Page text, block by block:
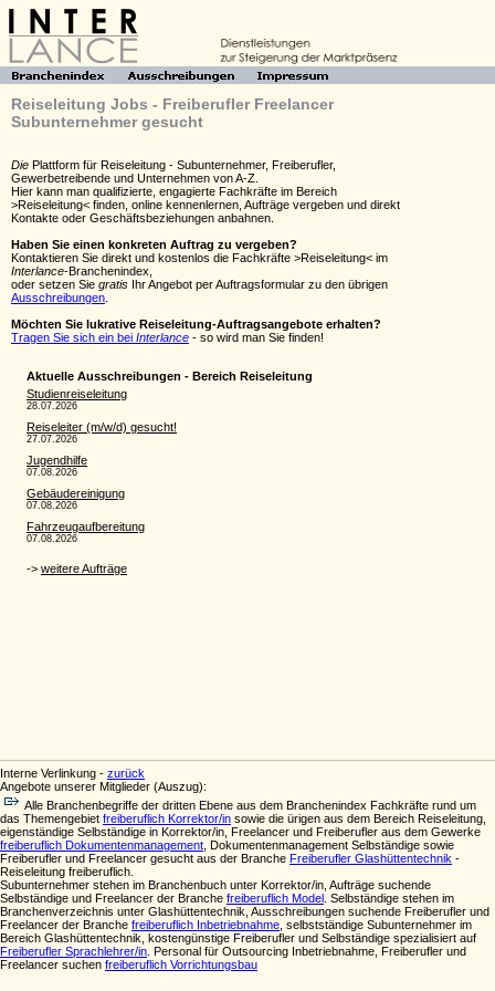
Reiseleitung Jobs - Freiberufler Freelancer
Subunternehmer gesucht
Die Plattform für Reiseleitung - Subunternehmer, Freiberufler,
Gewerbetreibende und Unternehmen von A-Z.
Hier kann man qualifizierte, engagierte Fachkräfte im Bereich
>Reiseleitung< finden, online kennenlernen, Aufträge vergeben und direkt
Kontakte oder Geschäftsbeziehungen anbahnen.
Haben Sie einen konkreten Auftrag zu vergeben?
Kontaktieren Sie direkt und kostenlos die Fachkräfte >Reiseleitung< im
Interlance-Branchenindex,
oder setzen Sie gratis Ihr Angebot per Auftragsformular zu den übrigen
Ausschreibungen
Möchten Sie lukrative Reiseleitung-Auftragsangebote erhalten?
Tragen Sie sich ein bei Interlance - so wird man Sie finden!
Interne Verlinkung - zurück
Angebote unserer Mitglieder (Auszug):
Alle Branchenbegriffe der dritten Ebene aus dem Branchenindex Fachkräfte rund um
das Themengebiet freiberuflich Korrektor/in sowie die ürigen aus dem Bereich Reiseleitung,
eigenständige Selbständige in Korrektor/in, Freelancer und Freiberufler aus dem Gewerke
freiberuflich Dokumentenmanagement , Dokumentenmanagement Selbständige sowie
Freiberufler und Freelancer gesucht aus der Branche Freiberufler Glashüttentechnik -
Reiseleitung freiberuflich.
Subunternehmer stehen im Branchenbuch unter Korrektor/in, Aufträge suchende
Selbständige und Freelancer der Branche freiberuflich Model . Selbständige stehen im
Branchenverzeichnis unter Glashüttentechnik, Ausschreibungen suchende Freiberufler und
Freelancer der Branche freiberuflich Inbetriebnahme , selbstständige Subunternehmer im
Bereich Glashüttentechnik, kostengünstige Freiberufler und Selbständige spezialisiert auf
Freiberufler Sprachlehrer/in . Personal für Outsourcing Inbetriebnahme, Freiberufler und
Freelancer suchen freiberuflich Vorrichtungsbau